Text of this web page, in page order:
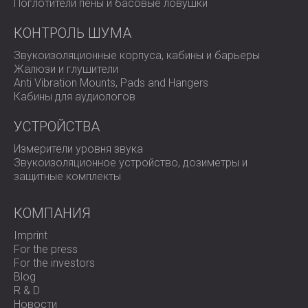
Поглотители пены и басовые ловушки
КОНТРОЛЬ ШУМА
Звукоизоляционные корпуса, кабины и барьеры
Жалюзи и глушители
Anti Vibration Mounts, Pads and Hangers
Кабины для аудиологов
УСТРОЙСТВА
Измерители уровня звука
Звукоизоляционное устройство, дозиметры и
защитные комплекты
КОМПАНИЯ
Imprint
For the press
For the investors
Blog
R & D
Новости